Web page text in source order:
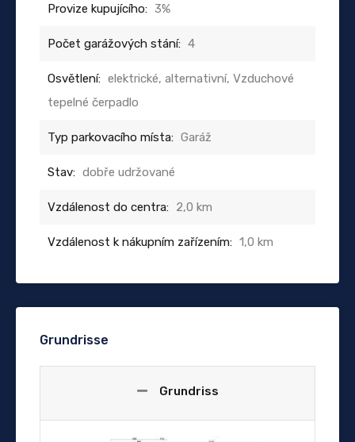
Provize kupujícího: 3%
Počet garážových stání: 4
Osvětlení: elektrické, alternativní, Vzduchové
tepelné čerpadlo
Typ parkovacího místa: Garáž
Stav: dobře udržované
Vzdálenost do centra: 2,0 km
Vzdálenost k nákupním zařízením: 1,0 km
Grundrisse
Grundriss